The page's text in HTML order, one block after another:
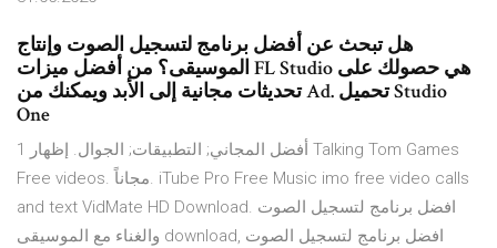
هل تبحث عن أفضل برنامج لتسجيل الصوت وإنتاج
الموسيقى؟ من أفضل ميزات FL Studio هي حصولك على
تحديثات مجانية إلى الأبد ويمكنك من Ad. تحميل Studio
One
أفضل المجاني; التطبيقات; الجوال. إظهار 1 Talking Tom Games
Free videos. مجاناً. iTube Pro Free Music imo free video calls
and text VidMate HD Download. افضل برنامج لتسجيل الصوت
والغناء مع الموسيقى download, افضل برنامج لتسجيل الصوت